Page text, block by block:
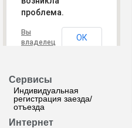
проблема.
Вы
владелец
ОК
Сервисы
Индивидуальная
регистрация заезда/
отъезда
Интернет